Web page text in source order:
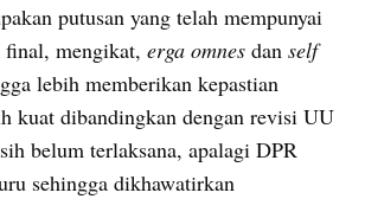
putusan yang telah mempunyai
mengikat, erga omnes dan self
lebih memberikan kepastian
kuat dibandingkan dengan revisi UU
belum terlaksana, apalagi DPR
sehingga dikhawatirkan